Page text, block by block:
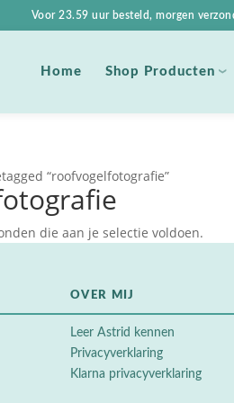
Voor 23.59 uur besteld, morgen
Home Shop Producten
“roofvogelfotografie”
die aan je selectie voldoen.
OVER MIJ
Leer Astrid kennen
Privacyverklaring
Klarna privacyverklaring